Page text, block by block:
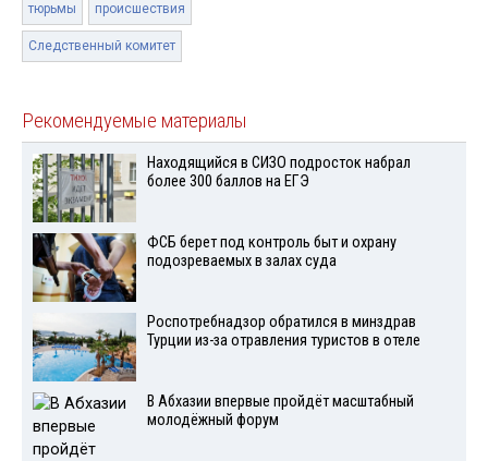
тюрьмы происшествия
Следственный комитет
Рекомендуемые материалы
Находящийся в СИЗО подросток набрал
более 300 баллов на ЕГЭ
ФСБ берет под контроль быт и охрану
подозреваемых в залах суда
Роспотребнадзор обратился в минздрав
Турции из-за отравления туристов в отеле
В Абхазии впервые пройдёт масштабный
молодёжный форум